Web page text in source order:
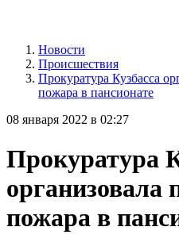
Новости
Происшествия
Прокуратура Кузбасса
пожара в пансионате
08 января 2022 в 02:27
Прокуратура
организовала
пожара в